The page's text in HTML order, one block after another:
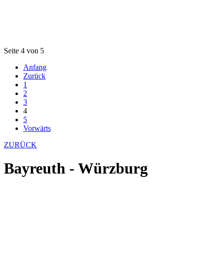
Seite 4 von 5
Anfang
Zurück
1
2
3
4
5
Vorwärts
ZURÜCK
Bayreuth - Würzburg